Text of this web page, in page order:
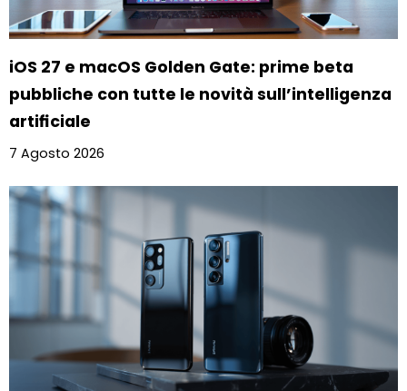
iOS 27 e macOS Golden Gate: prime beta
pubbliche con tutte le novità sull’intelligenza
artificiale
7 Agosto 2026